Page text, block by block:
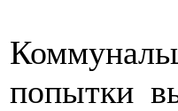
попытки